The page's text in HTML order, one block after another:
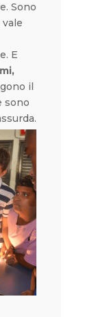
Sono
E
il
sono